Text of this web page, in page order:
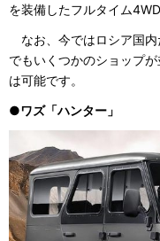
を装備したフルタイム
なお、今ではロシア国内
でもいくつかのショップ
は可能です。
●ワズ「ハンター」